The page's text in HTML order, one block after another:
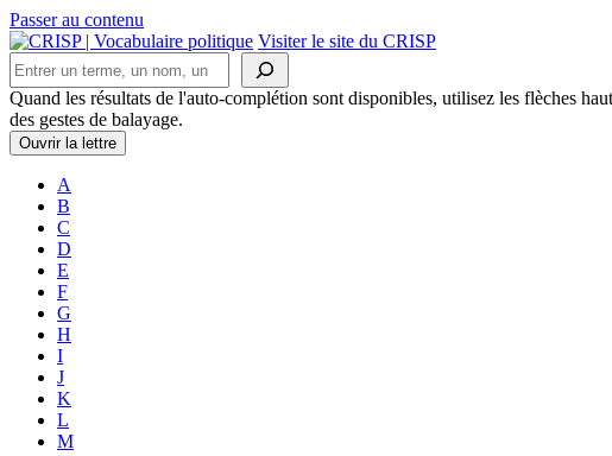
Passer au contenu
Navigation
principale
Visiter le site du CRISP
Rechercher
Quand les résultats de l'auto-complétion sont disponibles, utilisez les flèches
des gestes de balayage.
Ouvrir la lettre
A
B
C
D
E
F
G
H
I
J
K
L
M